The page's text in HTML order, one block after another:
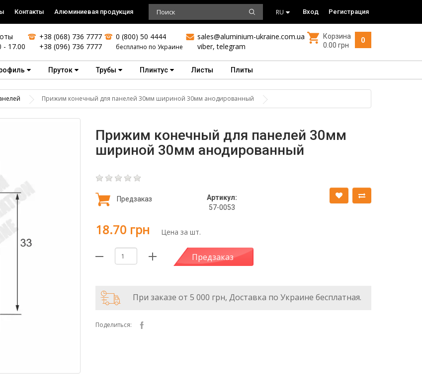
Контакты Алюминиевая продукция RU Вход Регистрация
- 17.00
+38 (068) 736 7777
+38 (096) 736 7777
0 (800) 50 4444
бесплатно по Украине
sales@aluminium-ukraine.com.ua
viber,telegram
0
Корзина
0.00 грн
Пруток Трубы Плинтус Листы Плиты
Прижим конечный для панелей 30мм шириной 30мм анодированный
Прижим конечный для панелей 30мм
шириной 30мм анодированный
Предзаказ
Артикул:
57-0053
18.70 грн Цена за шт.
Предзаказ
При заказе от 5 000 грн, Доставка по Украине бесплатная.
Поделиться: